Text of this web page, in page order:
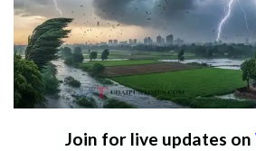
Join for live updates on